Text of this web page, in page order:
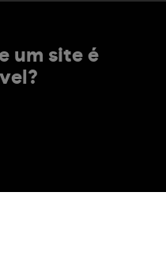
um site é